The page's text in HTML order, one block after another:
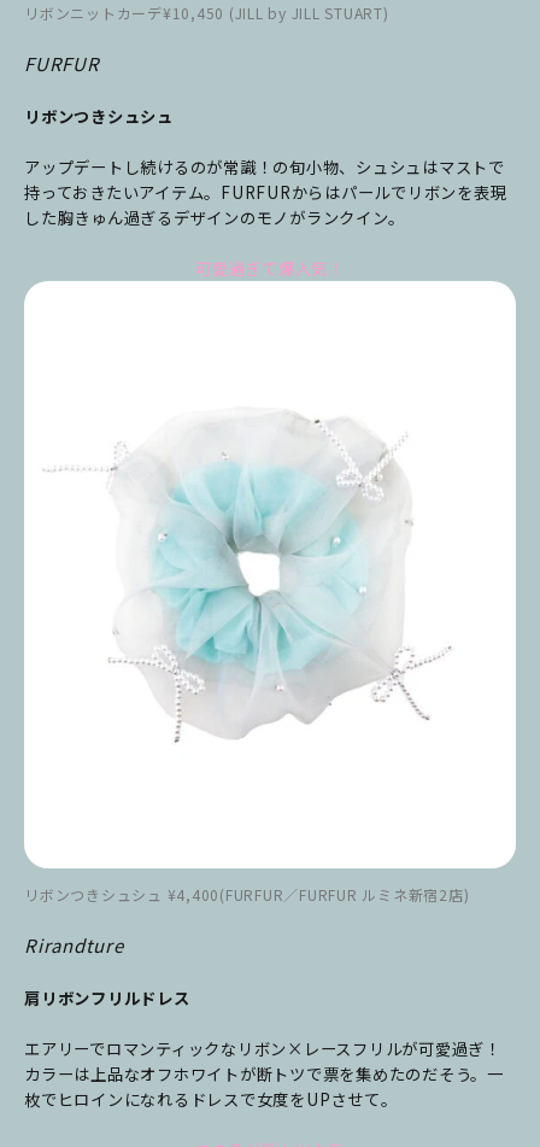
リボンニットカーデ¥10,450 (JILL by JILL STUART)
FURFUR
リボンつきシュシュ
アップデートし続けるのが常識！の旬小物、シュシュはマストで
持っておきたいアイテム。FURFURからはパールでリボンを表現
した胸きゅん過ぎるデザインのモノがランクイン。
可愛過ぎて爆人気！
リボンつきシュシュ ¥4,400(FURFUR／FURFUR ルミネ新宿2店)
Rirandture
肩リボンフリルドレス
エアリーでロマンティックなリボン×レースフリルが可愛過ぎ！
カラーは上品なオフホワイトが断トツで票を集めたのだそう。一
枚でヒロインになれるドレスで女度をUPさせて。